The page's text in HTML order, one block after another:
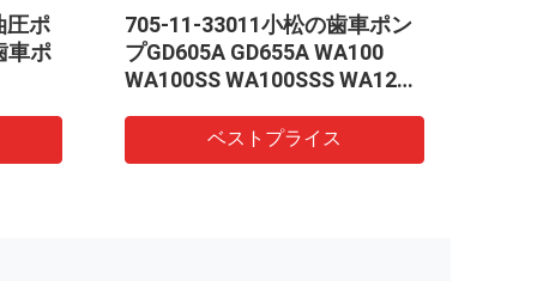
圧ポ
車ポ
705-11-33011小松の歯車ポン
プGD605A GD655A WA100
WA100SS WA100SSS WA120
ベストプライス